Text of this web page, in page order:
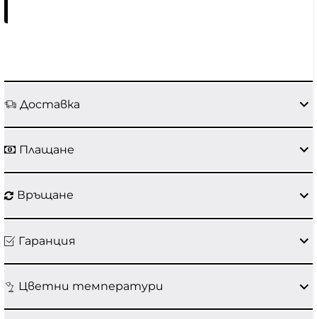
Доставка
Плащане
Връщане
Гаранция
Цветни температури